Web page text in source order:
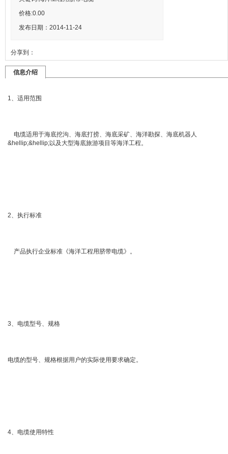
价格:0.00
发布日期：2014-11-24
分享到：
信息介绍
1、适用范围
电缆适用于海底挖沟、海底打捞、海底采矿、海洋勘探、海底机器人
&hellip;&hellip;以及大型海底旅游项目等海洋工程。
2、执行标准
产品执行企业标准《海洋工程用脐带电缆》。
3、电缆型号、规格
电缆的型号、规格根据用户的实际使用要求确定。
4、电缆使用特性